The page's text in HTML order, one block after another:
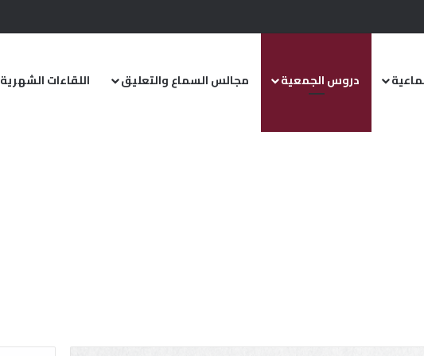
دروس الجمعية مجالس السماع والتعليق اللقاءات الشهرية